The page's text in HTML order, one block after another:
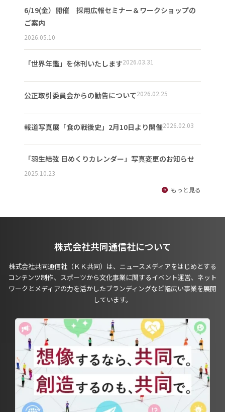
6/19(金）開催 採用広報セミナー＆ワークショップの
ご案内
2026.05.10
「世界年鑑」を休刊いたします2026.03.31
公正取引委員会からの勧告について2026.02.25
報道写真展「食の戦後史」2月10日より開催2026.02.03
「羽生結弦 日めくりカレンダー」写真変更のお知らせ
2025.10.23
もっと見る
株式会社共同通信社について
株式会社共同通信社（ＫＫ共同）は、ニュースメディアをはじめとする
コンテンツ制作、スポーツから文化事業に関するイベント運営、ネット
ワークとメディアの力を活かしたブランディングなど幅広い事業を展開
しています。